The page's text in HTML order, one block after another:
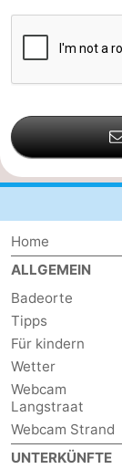
Home
ALLGEMEIN
Badeorte
Tipps
Für kindern
Wetter
Webcam
Langstraat
Webcam Strand
UNTERKÜNFTE